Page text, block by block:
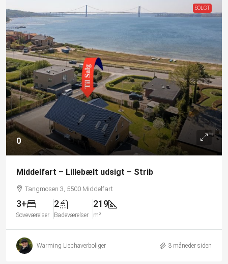
SOLGT
0
Middelfart – Lillebælt udsigt – Strib
Tangmosen 3, 5500 Middelfart
3+
Soveværelser
2
Badeværelser
219
m²
Warming Liebhaverboliger 3 måneder siden